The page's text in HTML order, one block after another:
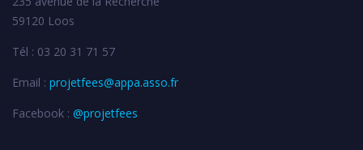
59120 Loos
Tél : 03 20 31 71 57
Email : projetfees@appa.asso.fr
Facebook : @projetfees